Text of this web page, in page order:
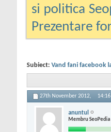
si politica
Prezentare
Subiect: Vand fani facebook
27th November 2012, 14:16
anuntul
Membru SeoPedia